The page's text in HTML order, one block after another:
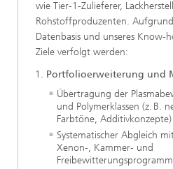
wie Tier‑1‑Zulieferer,
Rohstoffproduzenten.
Datenbasis und unseres Know-
Ziele verfolgt werden:
Portfolioerweiterung und
Übertragung der
und Polymerklassen (z. B.
Farbtöne, Additivkonzepte)
Systematischer Abgleich
Xenon‑, Kammer- und